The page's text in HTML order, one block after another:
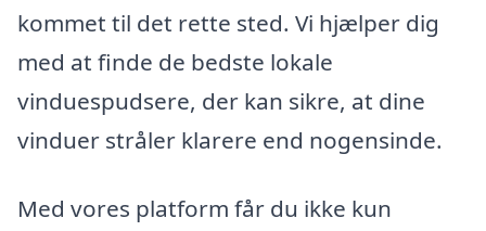
kommet til det rette sted. Vi hjælper dig
med at finde de bedste lokale
vinduespudsere, der kan sikre, at dine
vinduer stråler klarere end nogensinde.
Med vores platform får du ikke kun